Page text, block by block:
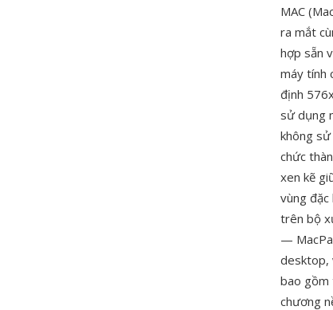
MAC
ra mắt
hợp sẵn
máy tính
định
sử dụng
không
chức
xen kẽ
vùng đặc
trên bộ
—
desktop,
bao gồm
chương